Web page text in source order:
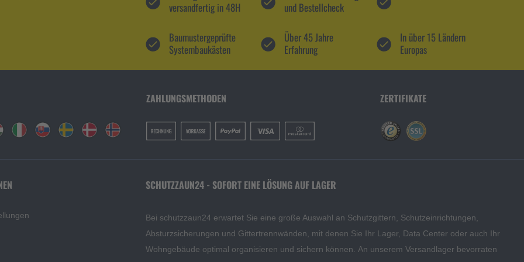
versandfertig in 48H
und Bestellcheck
Baumustergeprüfte
Systembaukästen
Über 45 Jahre
Erfahrung
In über 15 Ländern
Europas
ZAHLUNGSMETHODEN ZERTIFIKATE
SCHUTZZAUN24 - SOFORT EINE LÖSUNG AUF LAGER
Bei schutzzaun24 erwartet Sie eine große Auswahl an Schutzgittern, Schutzeinrichtungen,
Absturzsicherungen und Gittertrennwänden, mit denen Sie Ihr Lager, Data Center oder auch Ihr
Wohngebäude optimal organisieren und sichern können. An unserem Versandlager bevorraten